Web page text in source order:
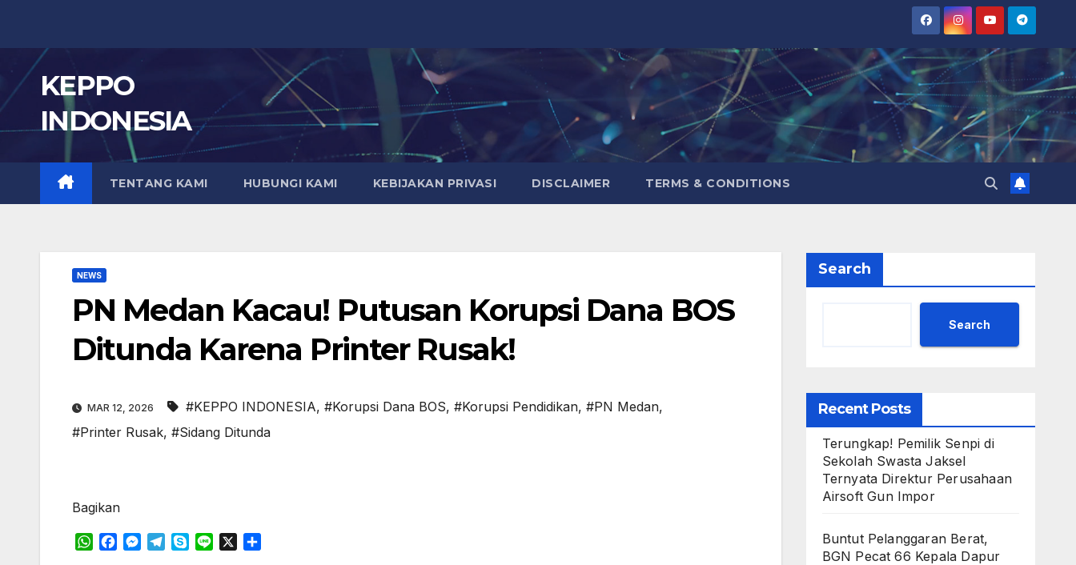
content
KEPPO
INDONESIA
TENTANG KAMI HUBUNGI KAMI KEBIJAKAN PRIVASI DISCLAIMER TERMS & CONDITIONS
NEWS
PN Medan Kacau! Putusan Korupsi Dana BOS
Ditunda Karena Printer Rusak!
MAR 12, 2026 #KEPPO INDONESIA, #Korupsi Dana BOS, #Korupsi Pendidikan, #PN Medan,
#Printer Rusak, #Sidang Ditunda
Bagikan
W
M
T
S
Search
Search
Recent Posts
Terungkap! Pemilik Senpi di
Sekolah Swasta Jaksel
Ternyata Direktur Perusahaan
Airsoft Gun Impor
Buntut Pelanggaran Berat,
BGN Pecat 66 Kepala Dapur